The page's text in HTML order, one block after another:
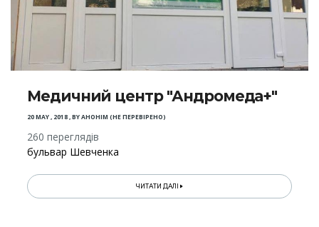
Медичний центр "Андромеда+"
20 MAY , 2018,BYАНОНІМ (НЕ ПЕРЕВІРЕНО)
260 переглядів
бульвар Шевченка
ЧИТАТИ ДАЛІ